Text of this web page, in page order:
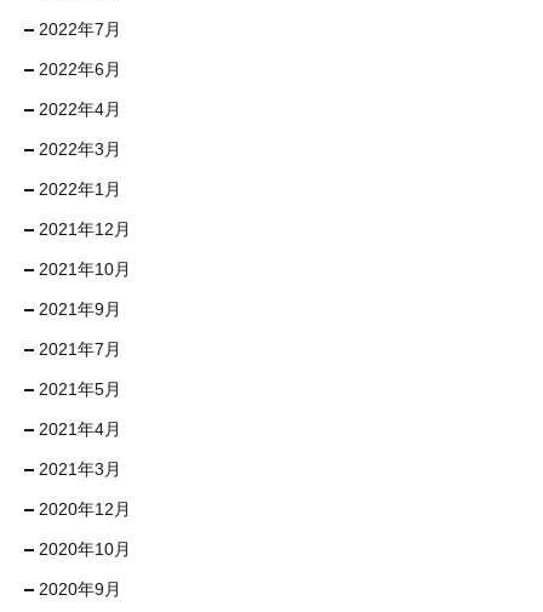
2022年7月
2022年6月
2022年4月
2022年3月
2022年1月
2021年12月
2021年10月
2021年9月
2021年7月
2021年5月
2021年4月
2021年3月
2020年12月
2020年10月
2020年9月